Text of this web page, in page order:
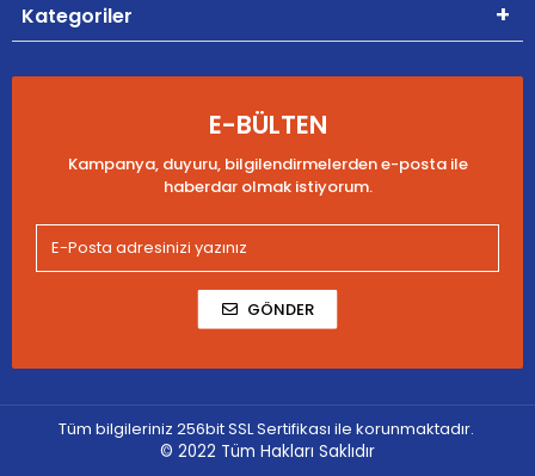
Kategoriler
E-BÜLTEN
Kampanya, duyuru, bilgilendirmelerden e-posta ile
haberdar olmak istiyorum.
GÖNDER
Tüm bilgileriniz 256bit SSL Sertifikası ile korunmaktadır.
© 2022 Tüm Hakları Saklıdır